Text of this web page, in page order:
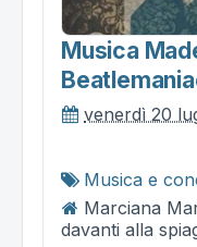
Musica
venerdì 20
Musica e
Marciana
davanti alla